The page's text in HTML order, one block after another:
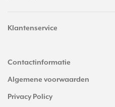
Klantenservice
Contactinformatie
Algemene voorwaarden
Privacy Policy